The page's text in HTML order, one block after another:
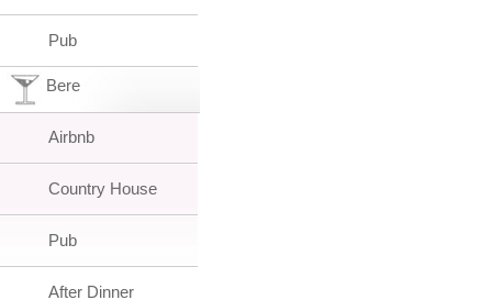
Pub
Bere
Airbnb
Country House
Pub
After Dinner